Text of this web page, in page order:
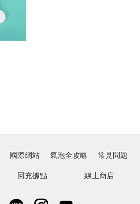
國際網站 氣泡全攻略 常見問題
回充據點 線上商店